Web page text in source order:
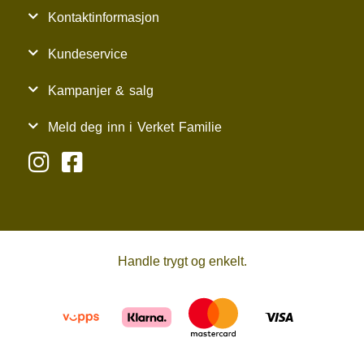
Kontaktinformasjon
Kundeservice
Kampanjer & salg
Meld deg inn i Verket Familie
Handle trygt og enkelt.